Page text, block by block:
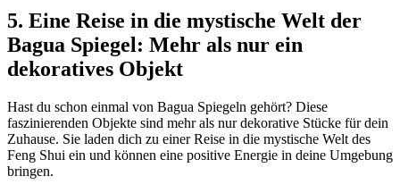
5. Eine Reise in die mystische Welt der
‌Bagua Spiegel: ‍Mehr als nur ein
dekoratives⁢ Objekt
Hast du schon ‍einmal von‌ Bagua Spiegeln gehört? Diese
faszinierenden Objekte sind mehr als nur dekorative Stücke für dein
Zuhause. Sie ⁢laden⁤ dich zu einer Reise in‍ die mystische ​Welt des
Feng ​Shui ⁣ein und ⁤können ⁢eine​ positive Energie in‌ deine Umgebung
bringen.